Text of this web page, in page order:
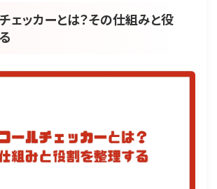
ェッカーとは？その仕組みと役